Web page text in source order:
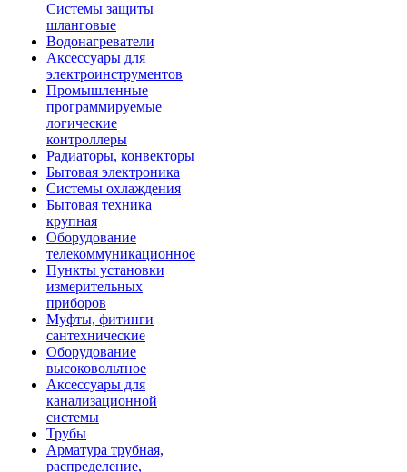
Системы защиты
шланговые
Водонагреватели
Аксессуары для
электроинструментов
Промышленные
программируемые
логические
контроллеры
Радиаторы, конвекторы
Бытовая электроника
Системы охлаждения
Бытовая техника
крупная
Оборудование
телекоммуникационное
Пункты установки
измерительных
приборов
Муфты, фитинги
сантехнические
Оборудование
высоковольтное
Аксессуары для
канализационной
системы
Трубы
Арматура трубная,
распределение,